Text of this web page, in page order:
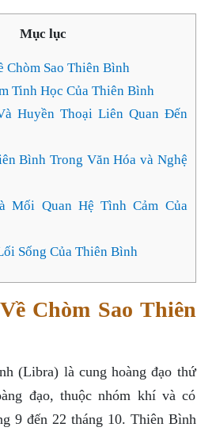
Mục lục
Chòm Sao Thiên Bình
Tinh Học Của Thiên Bình
Huyền Thoại Liên Quan Đến
Bình Trong Văn Hóa và Nghệ
Mối Quan Hệ Tình Cảm Của
Sống Của Thiên Bình
Chòm Sao Thiên
(Libra) là cung hoàng đạo thứ
đạo, thuộc nhóm khí và có
9 đến 22 tháng 10. Thiên Bình